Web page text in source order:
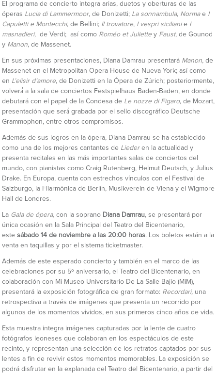
El programa de concierto integra arias, duetos y oberturas de las
óperas Lucia di Lammermoor, de Donizetti; La sonnambula, Normae I
Capuletti e Montecchi, de Bellini; Il trovatore, I vespri sicilianie I
masnadieri, de Verdi; así como Roméo et Juliette y Faust, de Gounod
y Manon, de Massenet.
En sus próximas presentaciones, Diana Damrau presentará Manon,de
Massenet en el Metropolitan Opera House de Nueva York; así como
en L’elisir d’amore, de Donizetti en la Ópera de Zúrich; posteriormente,
volverá́ a la sala de conciertos Festspielhaus Baden-Baden, en donde
debutará con el papel de la Condesa de Le nozze di Figaro, de Mozart,
presentación que será́ grabada por el sello discográfico Deutsche
Grammophon, entre otros compromisos.
Además de sus logros en la ópera, Diana Damrau se ha establecido
como una de los mejores cantantes de Liederen la actualidad y
presenta recitales en las más importantes salas de conciertos del
mundo, con pianistas como Craig Rutenberg, Helmut Deutsch, y Julius
Drake. En Europa, cuenta con estrechos vínculos con el Festival de
Salzburgo, la Filarmónica de Berlín, Musikverein de Viena y el Wigmore
Hall de Londres.
La Gala de ópera,con la soprano Diana Damrau, se presentará por
única ocasión en la Sala Principal del Teatro del Bicentenario,
estesábado 14 de noviembre a las 20:00 horas. Los boletos están a la
venta en taquillas y por el sistema ticketmaster.
Además de este esperado concierto y también en el marco de las
celebraciones por su 5º aniversario, el Teatro del Bicentenario, en
colaboración con Mi Museo Universitario De La Salle Bajío (MiM),
presentará la exposición fotográfica de gran formato: Recordari, una
retrospectiva a través de imágenes que presenta un recorrido por
algunos de los momentos vividos, en sus primeros cinco años de vida.
Esta muestra integra imágenes capturadas por la lente de cuatro
fotógrafos leoneses que colaboran en los espectáculos de este
recinto, y representan una selección de los retratos captados por sus
lentes a fin de revivir estos momentos memorables. La exposición se
podrá disfrutar en la explanada del Teatro del Bicentenario, a partir del